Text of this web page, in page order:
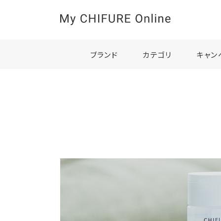
ブランド カテゴリ キャン